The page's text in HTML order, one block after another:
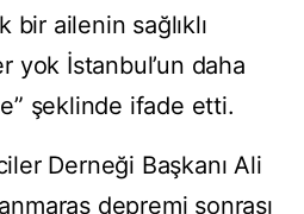
bir ailenin sağlıklı
yok İstanbul’un daha
şeklinde ifade etti.
Derneği Başkanı Ali
depremi sonrası